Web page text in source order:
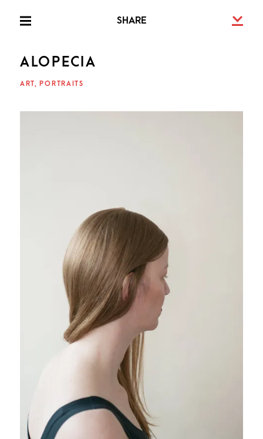
PRIMARY
SHARE
ALOPECIA
ART PORTRAITS